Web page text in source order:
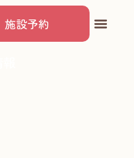
施設予約